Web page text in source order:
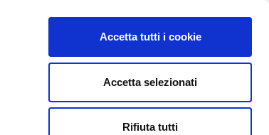
Accetta tutti i cookie
Accetta selezionati
Rifiuta tutti
ACCEDI E CONTATTACI